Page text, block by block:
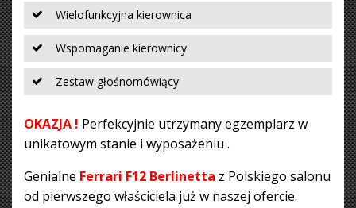
Wielofunkcyjna kierownica
Wspomaganie kierownicy
Zestaw głośnomówiący
OKAZJA ! Perfekcyjnie utrzymany egzemplarz w
unikatowym stanie i wyposażeniu .
Genialne Ferrari F12 Berlinetta z Polskiego salonu
od pierwszego właściciela już w naszej ofercie.